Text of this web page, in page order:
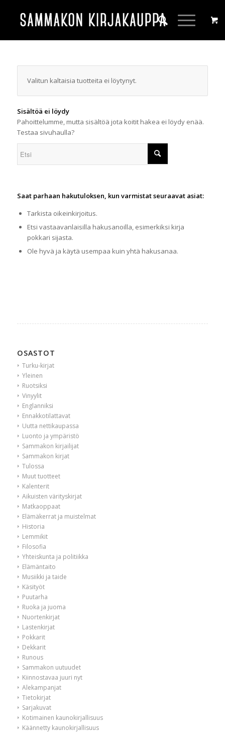
Valitun kaltaisia tuotteita ei löytynyt.
Sisältöä ei löydy
Pahoittelumme, mutta sisältöä jota koitit hakea ei löydy enää.
Testaa sivuhaulla?
Saat parhaan hakutuloksen, kun varmistat seuraavat asiat:
Tarkista oikeinkirjoitus.
Etsi vastaavanlaisilla hakusanoilla, esimerkiksi kirja
pokkari sijasta.
Ole hyvä ja käytä usempaa kuin yhtä hakusanaa.
OSASTOT
Turku-kirjat
Yleinen
Ruotsiksi
Vinyylit
Englanniksi
Ennakkotilattavat
Uutta nettikaupassa
Luonto ja ympäristö
Sammakon kirjailijat
Sammakon kirjat
Tulossa
Muut tuotteet
Kalenterit
Aikuisten värityskirjat
Matkaoppaat
Elämäkerrat ja muistelmat
Historia
Lemmikit
Filosofia
Yhteiskunta ja politiikka
Elämäntaito
Musiikki ja taide
Käsityöt
Puutarha
Ruoka ja juoma
Nuortenkirjat
Lastenkirjat
Pokkarit
Dekkarit
Runous
Sammakon uutuudet
Kiinnostavaa juuri nyt
Alekampanjat
Tietokirjat
Sarjakuvat
Kotimainen kaunokirjallisuus
Käännetty kaunokirjallisuus